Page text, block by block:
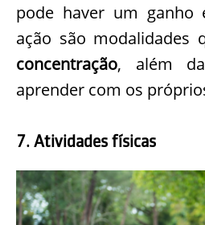
pode haver um ganho
ação são modalidades
concentração, além
aprender com os
7. Atividades físicas